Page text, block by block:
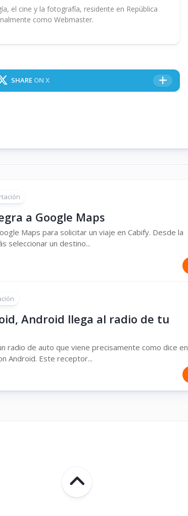
el cine y la fotografía, residente en República
como Webmaster.
SHARE ON X
a Google Maps
Maps para solicitar un viaje en Cabify. Desde la
seleccionar un destino...
Android llega al radio de tu
radio de auto que viene precisamente como dice en
Android. Este receptor...